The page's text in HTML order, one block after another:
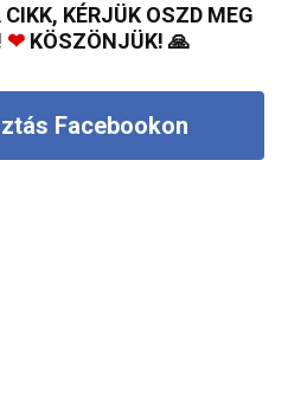
KÉRJÜK OSZD MEG
❤KÖSZÖNJÜK! 🙏
Facebookon